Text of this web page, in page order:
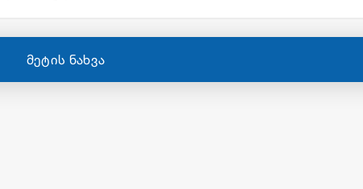
მეტის ნახვა